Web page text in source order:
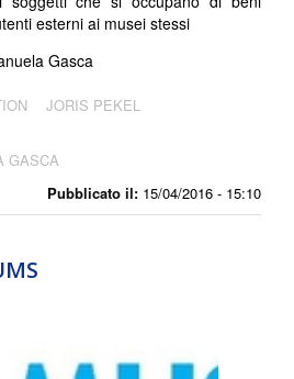
Pubblicato il: 15/04/2016 - 15:10
esterni ai musei stessi
Gasca
JORIS PEKEL
GASCA